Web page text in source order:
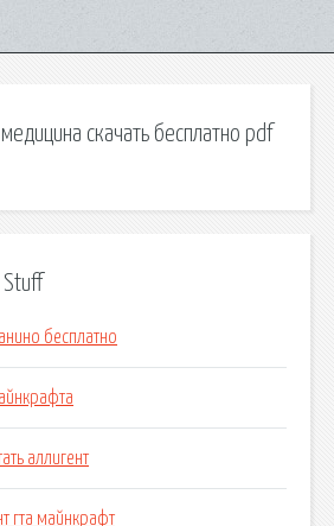
скачать бесплатно pdf
Stuff
бесплатно
аллигент
гта майнкрафт